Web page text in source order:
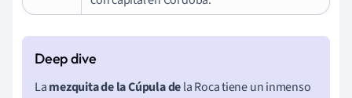
Lamezquita de la Cúpula dela Roca tiene un inmenso